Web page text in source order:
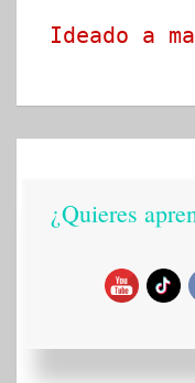
Ideado a
¿Quieres